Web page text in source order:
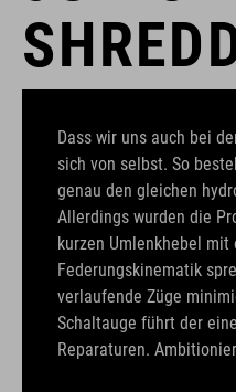
Dass wir uns auch bei
sich von selbst. So
genau den gleichen
Allerdings wurden die
kurzen Umlenkhebel
Federungskinematik
verlaufende Züge
Schaltauge führt der
Reparaturen.